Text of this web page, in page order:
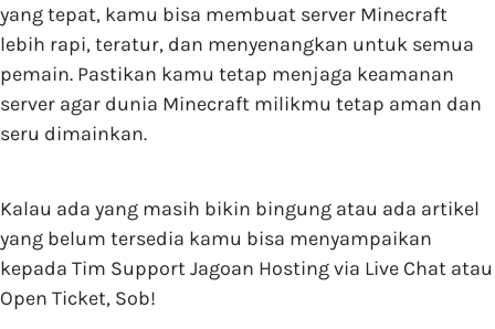
yang tepat, kamu bisa membuat server Minecraft
lebih rapi, teratur, dan menyenangkan untuk semua
pemain. Pastikan kamu tetap menjaga keamanan
server agar dunia Minecraft milikmu tetap aman dan
seru dimainkan.
Kalau ada yang masih bikin bingung atau ada artikel
yang belum tersedia kamu bisa menyampaikan
kepada Tim Support Jagoan Hosting via Live Chat atau
Open Ticket, Sob!